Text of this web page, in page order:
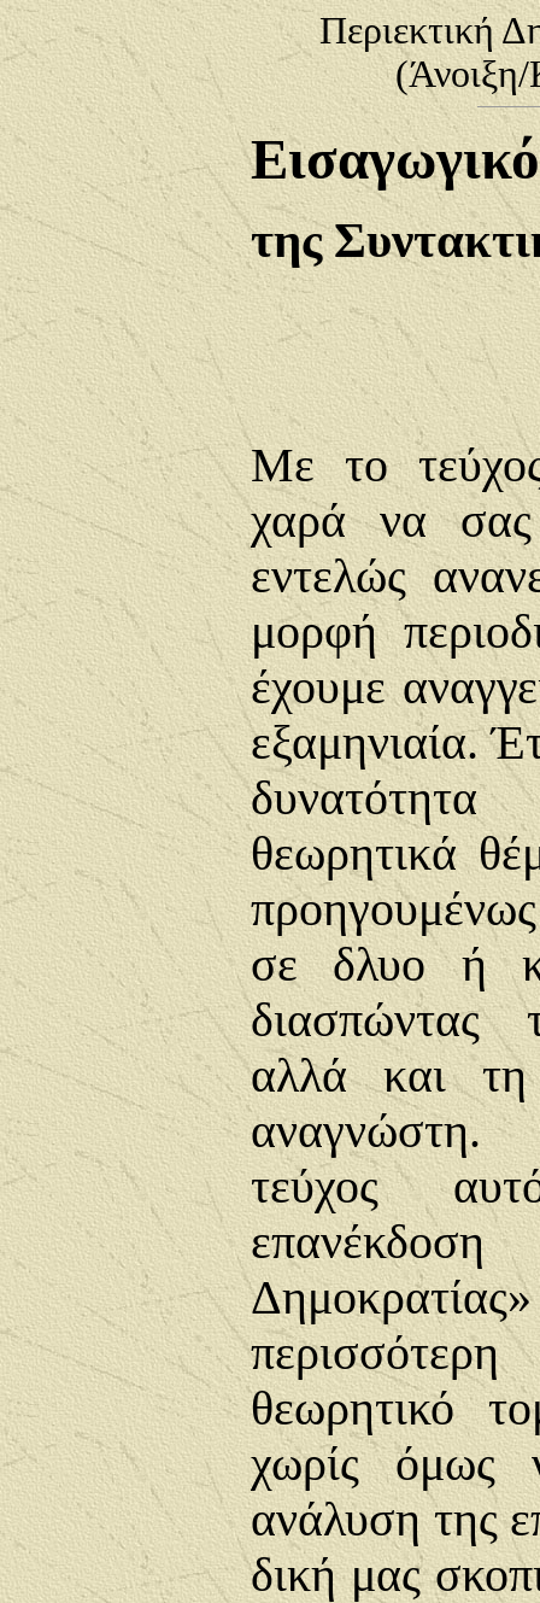
Περιεκτική
(Άνοιξη/
της
Με το
χαρά να σας
εντελώς
μορφή
έχουμε
εξαμηνιαία.
θεωρητικά
σε δλυο ή
διασπώντας
αλλά και τη
τεύχος
επανέκδοση
θεωρητικό
χωρίς όμως
ανάλυση της
δική μας